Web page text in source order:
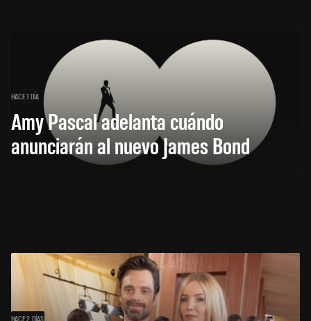
HACE 1 DÍA
Amy Pascal adelanta cuándo
anunciarán al nuevo James Bond
HACE 2 DÍAS